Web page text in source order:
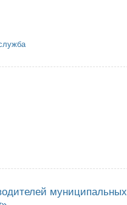
муниципальных